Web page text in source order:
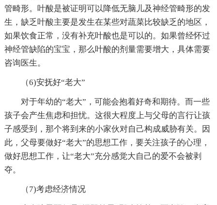
管畸形。叶酸是被证明可以降低无脑儿及神经管畸形的发
生，缺乏叶酸主要是发生在某些对蔬菜比较缺乏的地区，
如果饮食正常，没有补充叶酸也是可以的。如果曾经怀过
神经管缺陷的宝宝，那么叶酸的剂量需要增大，具体需要
咨询医生。
（6)安抚好“老大”
对于年幼的“老大”，可能会抱着好奇和期待。而一些
孩子会产生焦虑和担忧。这很大程度上与父母的言行让孩
子感受到，那个将到来的小家伙对自己构成威胁有关。因
此，父母要做好“老大”的思想工作，要关注孩子的心理，
做好思想工作，让“老大”充分感觉大自己的爱不会被剥
夺。
（7)考虑经济情况